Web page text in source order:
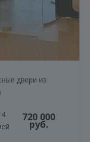
двери из
720 000
руб.